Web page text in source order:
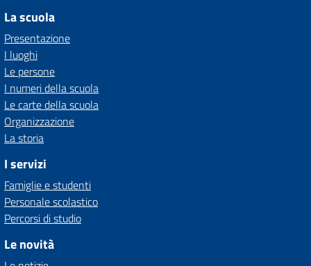
La scuola
Presentazione
I luoghi
Le persone
I numeri della scuola
Le carte della scuola
Organizzazione
La storia
I servizi
Famiglie e studenti
Personale scolastico
Percorsi di studio
Le novità